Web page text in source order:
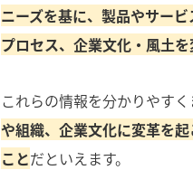
ニーズを基に、製品やサー
プロセス、企業文化・風土
これらの情報を分かりやす
や組織、企業文化に変革を
ことだといえます。